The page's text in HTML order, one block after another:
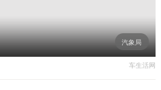
汽象局
车生活网